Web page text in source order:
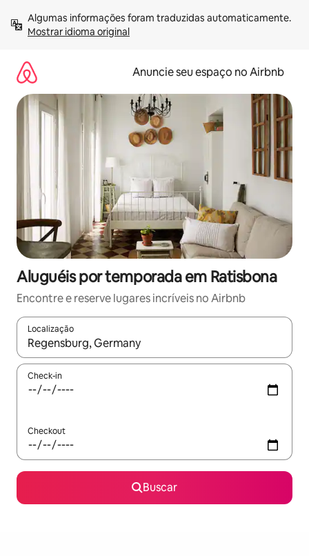
para
Mostrar idioma original
Anuncie seu espaço no Airbnb
Aluguéis por temporada em Ratisbona
Encontre e reserve lugares incríveis no Airbnb
Localização
Quando os resultados estiverem disponíveis, explore-os
Check-in
Checkout
Buscar